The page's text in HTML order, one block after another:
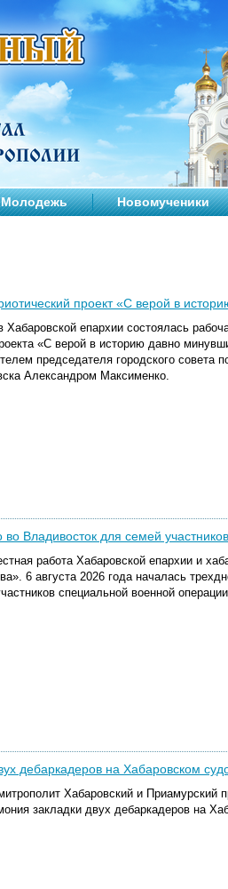
Молодежь Новомученики
проект «С верой в
Хабаровской епархии состоялась
«С верой в историю давно
председателя городского совета
Александром Максименко.
Владивосток для семей
работа Хабаровской епархии и
6 августа 2026 года началась
специальной военной
дебаркадеров на Хабаровском
Хабаровский и Приамурский
закладки двух дебаркадеров на